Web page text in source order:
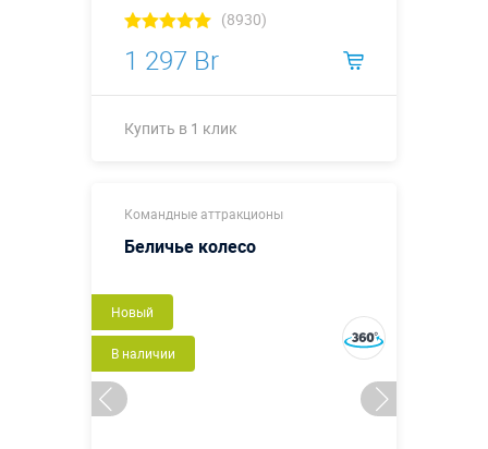
(8930)
1 297 Br
Купить в 1 клик
Больше деталей →
Командные аттракционы
Беличье колесо
Новый
В наличии